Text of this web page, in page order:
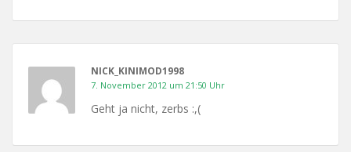
NICK_KINIMOD1998
7. November 2012 um 21:50 Uhr
Geht ja nicht, zerbs :,(